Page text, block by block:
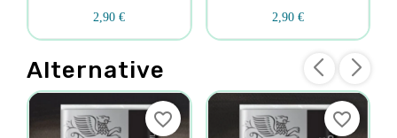
2,90 € 2,90 €
Alternative
favorite_border favorite_border